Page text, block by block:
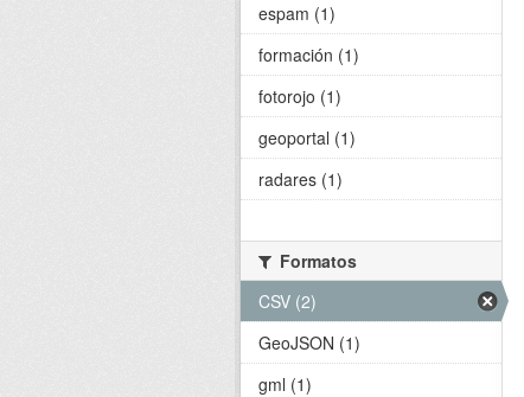
espam (1)
formación (1)
fotorojo (1)
geoportal (1)
radares (1)
Formatos
CSV (2)
GeoJSON (1)
gml (1)